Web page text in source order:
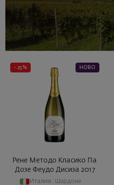
- 25% НОВО
Рене Методо Класико Па
Дозе Феудо Дисиза 2017
Италия Шардоне